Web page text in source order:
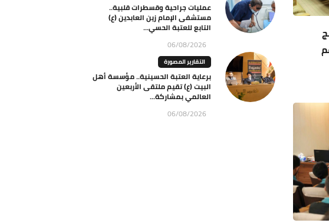
عمليات جراحية وقسطرات قلبية..
مستشفى الإمام زين العابدين (ع)
التابع للعتبة الحسي...
06/08/2026
التقارير المصورة
برعاية العتبة الحسينية.. مؤسسة أهل
البيت (ع) تقيم ملتقى الأربعين
العالمي بمشاركة...
06/08/2026